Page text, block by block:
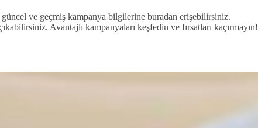
ve geçmiş kampanya bilgilerine buradan erişebilirsiniz.
Avantajlı kampanyaları keşfedin ve fırsatları kaçırmayın!